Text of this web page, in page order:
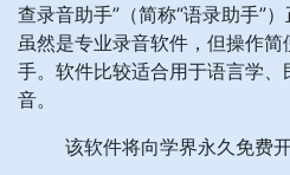
查录音助手”（简称“语录助手”
虽然是专业录音软件，但操作
手。软件比较适合用于语言学
音。
该软件将向学界永久免费开